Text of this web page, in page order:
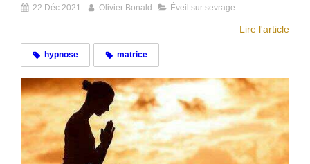
22 Déc 2021 Olivier Bonald Éveil sur sevrage
Lire l'article
hypnose matrice